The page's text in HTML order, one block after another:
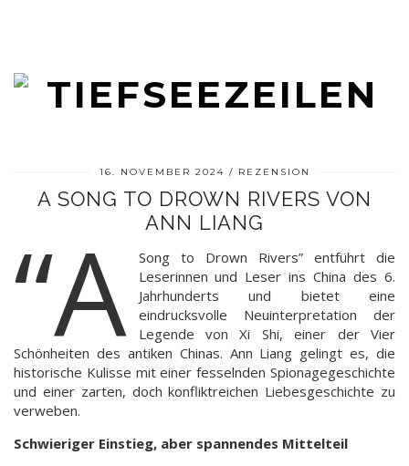
16. NOVEMBER 2024 REZENSION
A SONG TO DROWN RIVERS VON
ANN LIANG
“A
Song to Drown Rivers” entführt die
Leserinnen und Leser ins China des 6.
Jahrhunderts und bietet eine
eindrucksvolle Neuinterpretation der
Legende von Xi Shi, einer der Vier
Schönheiten des antiken Chinas. Ann Liang gelingt es, die
historische Kulisse mit einer fesselnden Spionagegeschichte
und einer zarten, doch konfliktreichen Liebesgeschichte zu
verweben.
Schwieriger Einstieg, aber spannendes Mittelteil